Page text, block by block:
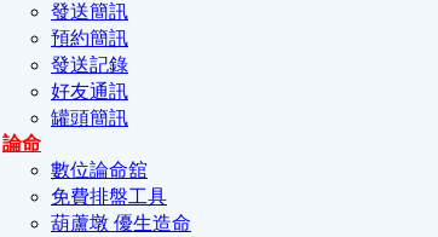
發送簡訊
預約簡訊
發送記錄
好友通訊
罐頭簡訊
論命
數位論命舘
免費排盤工具
葫蘆墩 優生造命